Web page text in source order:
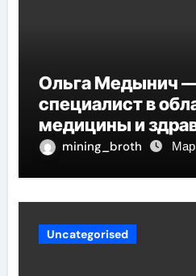
Ольга Медынич
специалист в
медицины и
автор
mining_broth Мар
Uncategorised